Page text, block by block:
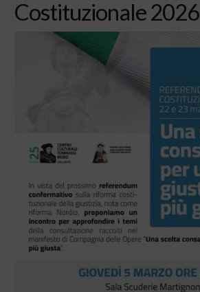
Costituzionale 2026